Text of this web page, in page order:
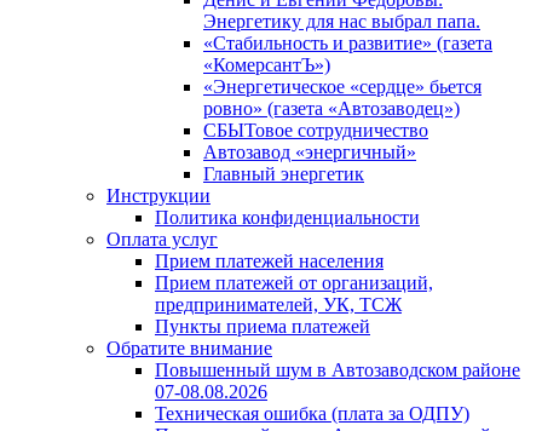
Энергетику для нас выбрал папа.
«Стабильность и развитие» (газета
«КомерсантЪ»)
«Энергетическое «сердце» бьется
ровно» (газета «Автозаводец»)
СБЫТовое сотрудничество
Автозавод «энергичный»
Главный энергетик
Инструкции
Политика конфиденциальности
Оплата услуг
Прием платежей населения
Прием платежей от организаций,
предпринимателей, УК, ТСЖ
Пункты приема платежей
Обратите внимание
Повышенный шум в Автозаводском районе
07-08.08.2026
Техническая ошибка (плата за ОДПУ)